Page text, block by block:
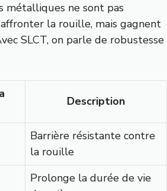
métalliques ne sont pas
la rouille, mais gagnent
SLCT, on parle de robustesse
Description
Barrière résistante contre
la rouille
Prolonge la durée de vie